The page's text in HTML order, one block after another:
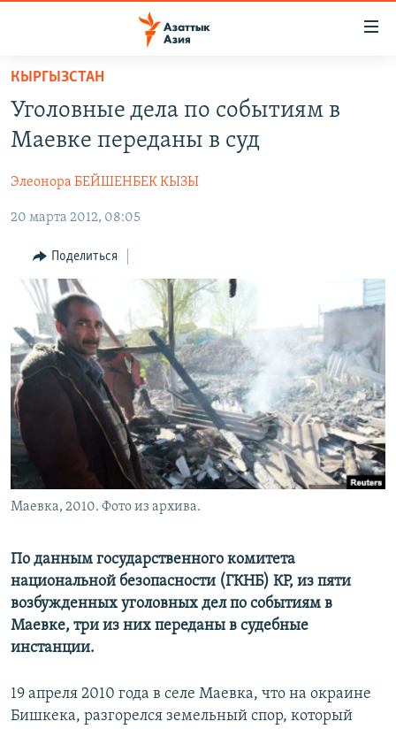
Вернуться
основному
содержанию
навигации
Вернутся
поиску
УЗБЕКИСТАН
ТАДЖИКИСТАН
ВОЙНА В УКРАИНЕ
НА ДРУГИХ ЯЗЫКАХ
ҚАЗАҚША
КЫРГЫЗЧА
ЎЗБЕКЧА
ТОҶИКӢ
TÜRKMENÇE
Все сайты РСЕ/РС
КЫРГЫЗСТАН
Уголовные дела по событиям в
Маевке переданы в суд
Элеонора БЕЙШЕНБЕК КЫЗЫ
20 марта 2012, 08:05
Поделиться
Маевка, 2010. Фото из архива.
По данным государственного комитета
национальной безопасности (ГКНБ) КР, из пяти
возбужденных уголовных дел по событиям в
Маевке, три из них переданы в судебные
инстанции.
19 апреля 2010 года в селе Маевка, что на окраине
Бишкека, разгорелся земельный спор, который